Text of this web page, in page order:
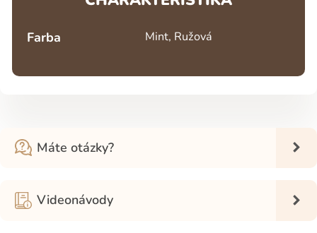
Farba Mint, Ružová
Máte otázky?
Videonávody